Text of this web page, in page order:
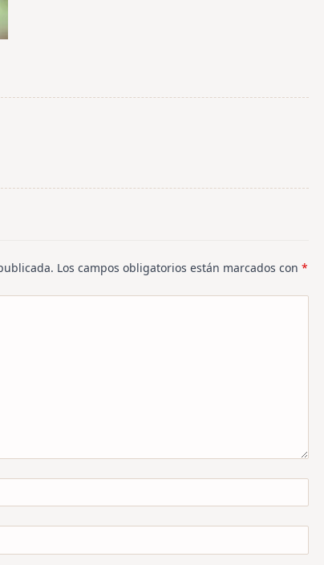
Los campos obligatorios están marcados con *